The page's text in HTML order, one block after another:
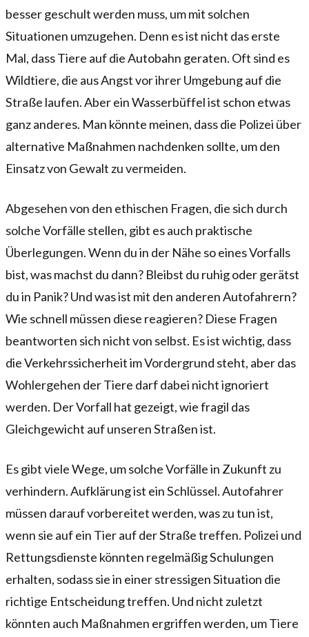
besser geschult werden muss, um mit solchen
Situationen umzugehen. Denn es ist nicht das erste
Mal, dass Tiere auf die Autobahn geraten. Oft sind es
Wildtiere, die aus Angst vor ihrer Umgebung auf die
Straße laufen. Aber ein Wasserbüffel ist schon etwas
ganz anderes. Man könnte meinen, dass die Polizei über
alternative Maßnahmen nachdenken sollte, um den
Einsatz von Gewalt zu vermeiden.
Abgesehen von den ethischen Fragen, die sich durch
solche Vorfälle stellen, gibt es auch praktische
Überlegungen. Wenn du in der Nähe so eines Vorfalls
bist, was machst du dann? Bleibst du ruhig oder gerätst
du in Panik? Und was ist mit den anderen Autofahrern?
Wie schnell müssen diese reagieren? Diese Fragen
beantworten sich nicht von selbst. Es ist wichtig, dass
die Verkehrssicherheit im Vordergrund steht, aber das
Wohlergehen der Tiere darf dabei nicht ignoriert
werden. Der Vorfall hat gezeigt, wie fragil das
Gleichgewicht auf unseren Straßen ist.
Es gibt viele Wege, um solche Vorfälle in Zukunft zu
verhindern. Aufklärung ist ein Schlüssel. Autofahrer
müssen darauf vorbereitet werden, was zu tun ist,
wenn sie auf ein Tier auf der Straße treffen. Polizei und
Rettungsdienste könnten regelmäßig Schulungen
erhalten, sodass sie in einer stressigen Situation die
richtige Entscheidung treffen. Und nicht zuletzt
könnten auch Maßnahmen ergriffen werden, um Tiere